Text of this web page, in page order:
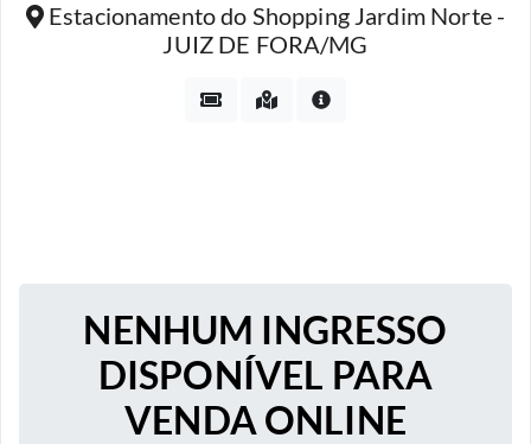
Estacionamento do Shopping Jardim Norte -
JUIZ DE FORA/MG
NENHUM INGRESSO
DISPONÍVEL PARA
VENDA ONLINE